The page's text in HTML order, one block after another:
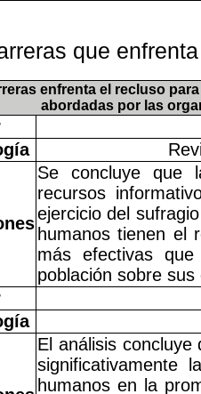
que
enfrenta el recluso
abordadas por las
Se concluye que
recursos
ejercicio del
humanos tienen el
más efectivas
población sobre sus
El análisis
significativamente
humanos en la